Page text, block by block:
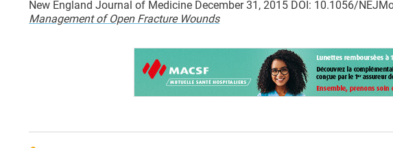
New England Journal of Medicine December 31, 2015 DOI: 10.1056/
Management of Open Fracture Wounds